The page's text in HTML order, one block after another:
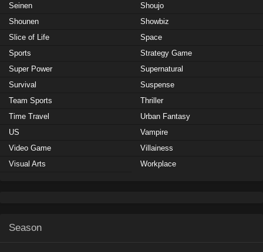
Seinen
Shoujo
Shounen
Showbiz
Slice of Life
Space
Sports
Strategy Game
Super Power
Supernatural
Survival
Suspense
Team Sports
Thriller
Time Travel
Urban Fantasy
US
Vampire
Video Game
Villainess
Visual Arts
Workplace
Season